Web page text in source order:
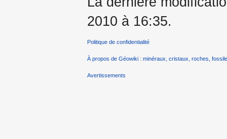
2010 à 16:35.
Politique de confidentialité
À propos de Géowiki : minéraux, cristaux, roches,
Avertissements